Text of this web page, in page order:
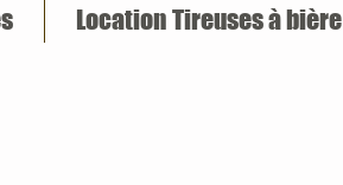
Location Tireuses à bière